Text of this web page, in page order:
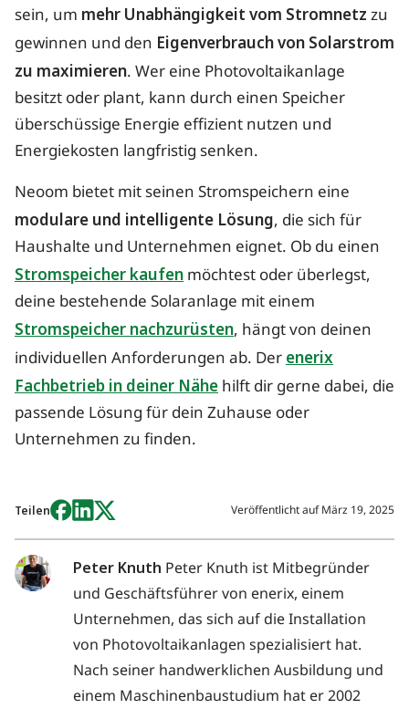
sein, um mehr Unabhängigkeit vom Stromnetz zu
gewinnen und den Eigenverbrauch von Solarstrom
zu maximieren. Wer eine Photovoltaikanlage
besitzt oder plant, kann durch einen Speicher
überschüssige Energie effizient nutzen und
Energiekosten langfristig senken.
Neoom bietet mit seinen Stromspeichern eine
modulare und intelligente Lösung, die sich für
Haushalte und Unternehmen eignet. Ob du einen
Stromspeicher kaufen möchtest oder überlegst,
deine bestehende Solaranlage mit einem
Stromspeicher nachzurüsten, hängt von deinen
individuellen Anforderungen ab. Der enerix
Fachbetrieb in deiner Nähe hilft dir gerne dabei, die
passende Lösung für dein Zuhause oder
Unternehmen zu finden.
Teilen Veröffentlicht aufMärz 19, 2025
Peter Knuth Peter Knuth ist Mitbegründer
und Geschäftsführer von enerix, einem
Unternehmen, das sich auf die Installation
von Photovoltaikanlagen spezialisiert hat.
Nach seiner handwerklichen Ausbildung und
einem Maschinenbaustudium hat er 2002